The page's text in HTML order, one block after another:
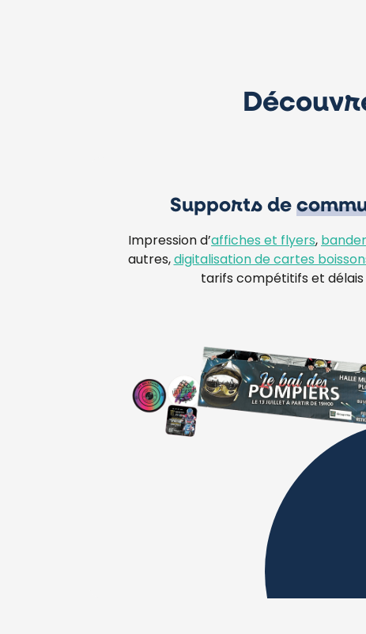
Supports de
Impression d’affiches et flyers,
autres, digitalisation de cartes
tarifs compétitifs et délais